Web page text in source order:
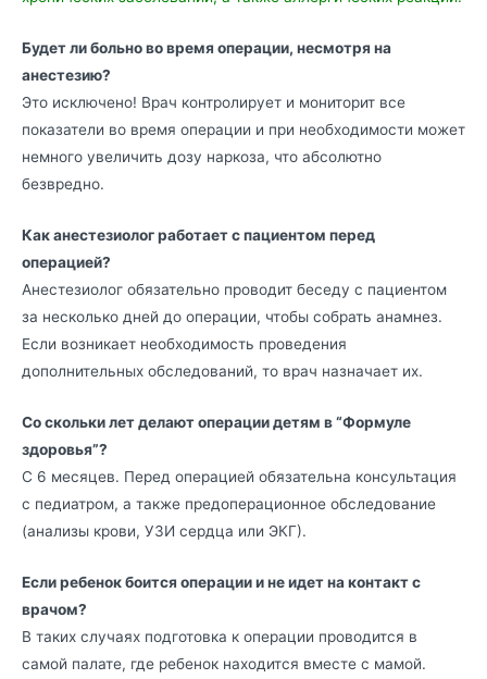
Будет ли больно во время операции, несмотря на
анестезию?
Это исключено! Врач контролирует и мониторит все
показатели во время операции и при необходимости может
немного увеличить дозу наркоза, что абсолютно
безвредно.
Как анестезиолог работает с пациентом перед
операцией?
Анестезиолог обязательно проводит беседу с пациентом
за несколько дней до операции, чтобы собрать анамнез.
Если возникает необходимость проведения
дополнительных обследований, то врач назначает их.
Со скольки лет делают операции детям в “Формуле
здоровья”?
С 6 месяцев. Перед операцией обязательна консультация
с педиатром, а также предоперационное обследование
(анализы крови, УЗИ сердца или ЭКГ).
Если ребенок боится операции и не идет на контакт с
врачом?
В таких случаях подготовка к операции проводится в
самой палате, где ребенок находится вместе с мамой.